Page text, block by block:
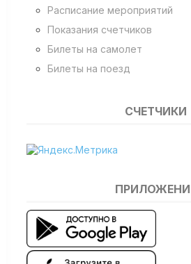
Расписание мероприятий
Показания счетчиков
Билеты на самолет
Билеты на поезд
СЧЕТЧИКИ